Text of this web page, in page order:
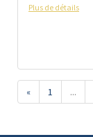
Plus de détails
« 1 ...